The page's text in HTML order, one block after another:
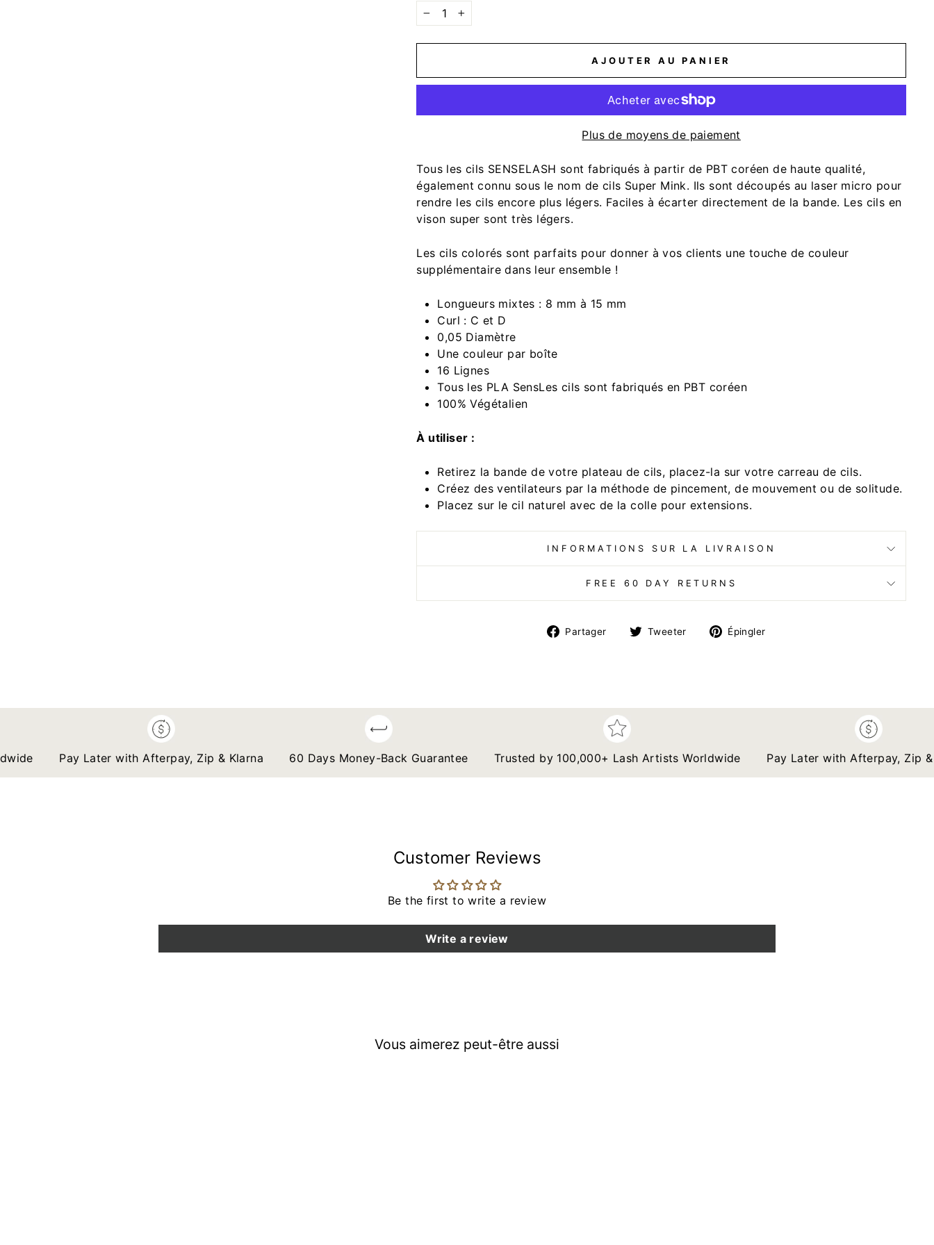
− +
AJOUTER AU PANIER
Plus de moyens de paiement
Tous les cils SENSELASH sont fabriqués à partir de PBT coréen de haute qualité,
également connu sous le nom de cils Super Mink. Ils sont découpés au laser micro pour
rendre les cils encore plus légers. Faciles à écarter directement de la bande. Les cils en
vison super sont très légers.
Les cils colorés sont parfaits pour donner à vos clients une touche de couleur
supplémentaire dans leur ensemble !
Longueurs mixtes : 8 mm à 15 mm
Curl : C et D
0,05 Diamètre
Une couleur par boîte
16 Lignes
Tous les PLA SensLes cils sont fabriqués en PBT coréen
100% Végétalien
À utiliser :
Retirez la bande de votre plateau de cils, placez-la sur votre carreau de cils.
Créez des ventilateurs par la méthode de pincement, de mouvement ou de solitude.
Placez sur le cil naturel avec de la colle pour extensions.
INFORMATIONS SUR LA LIVRAISON
FREE 60 DAY RETURNS
Partager
PartagerTweeter
TweeterÉpingler
Pay Later with Afterpay, Zip & Klarna 60 Days Money-Back Guarantee Trusted by 100,000+ Lash Artists Worldwide Pay Later with Afterpay, Zip &
Customer Reviews
Be the first to write a review
Write a review
Vous aimerez peut-être aussi